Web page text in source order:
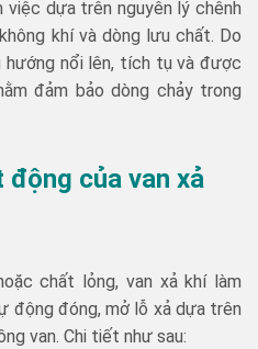
việc dựa trên nguyên lý chênh
khí và dòng lưu chất. Do
hướng nổi lên, tích tụ và được
đảm bảo dòng chảy trong
động của van xả
chất lỏng, van xả khí làm
động đóng, mở lỗ xả dựa trên
van. Chi tiết như sau: